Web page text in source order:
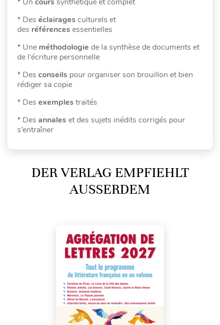
* Des éclairages culturels et
des références essentielles
* Une méthodologie de la synthèse de documents et
de l’écriture personnelle
* Des conseils pour organiser son brouillon et bien
rédiger sa copie
* Des exemples traités
* Des annales et des sujets inédits corrigés pour
s’entraîner
DER VERLAG EMPFIEHLT
AUSSERDEM